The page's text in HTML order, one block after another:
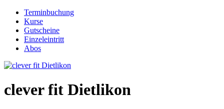
Terminbuchung
Kurse
Gutscheine
Einzeleintritt
Abos
clever fit Dietlikon